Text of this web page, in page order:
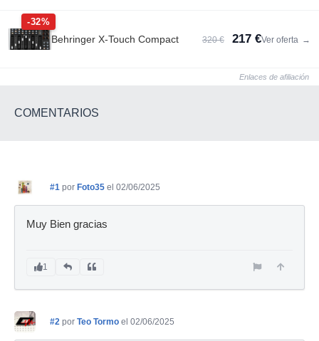
-32%
Behringer X-Touch Compact 320 € 217 €Ver oferta →
Enlaces de afiliación
COMENTARIOS
#1 por Foto35 el 02/06/2025
Muy Bien gracias
1
#2 por Teo Tormo el 02/06/2025